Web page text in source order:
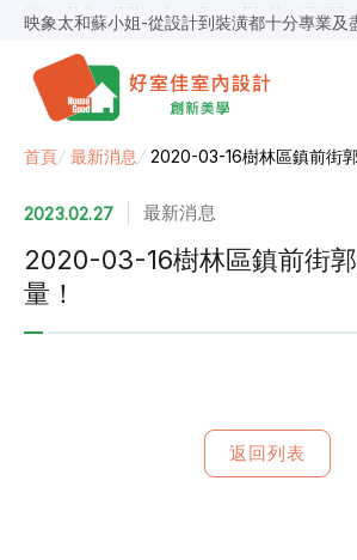
映象太和蘇小姐-從設計到裝潢都十分專業及
超級F1歐小姐-設計跟材料的品質都很優質，
說明仔細流程順暢，注意施工上細節，施工團
毛胚屋裝修推薦，設計師與工務完美配合，效
春城越蔡先生-設計師溝通規劃完善，整體來
首頁/ 最新消息 / 2020-03-16樹林區鎮前街
2023.02.27 最新消息
2020-03-16樹林區鎮前街
量！
返回列表